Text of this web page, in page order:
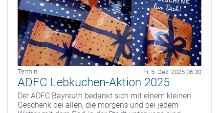
Termin Fr. 5. Dez. 2025 06:30
ADFC Lebkuchen-Aktion 2025
Der ADFC Bayreuth bedankt sich mit einem kleinen
Geschenk bei allen, die morgens und bei jedem